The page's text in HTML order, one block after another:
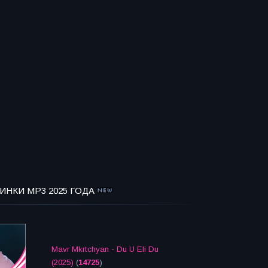
MP3 2025 ГОДА
Mavr Mkrtchyan - Du U Eli Du
(2025) (14725)